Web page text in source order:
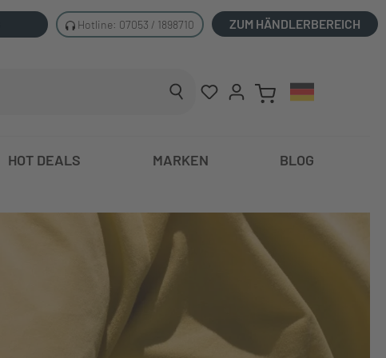
Hotline: 07053 / 1898710 ZUM HÄNDLERBEREICH
HOT DEALS MARKEN BLOG